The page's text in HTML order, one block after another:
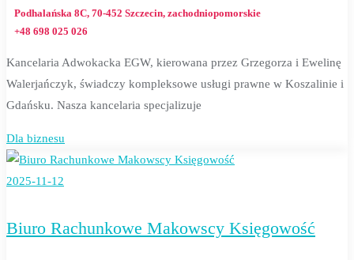
Podhalańska 8C, 70-452 Szczecin, zachodniopomorskie
+48 698 025 026
Kancelaria Adwokacka EGW, kierowana przez Grzegorza i Ewelinę
Walerjańczyk, świadczy kompleksowe usługi prawne w Koszalinie i
Gdańsku. Nasza kancelaria specjalizuje
Dla biznesu
2025-11-12
Biuro Rachunkowe Makowscy Księgowość